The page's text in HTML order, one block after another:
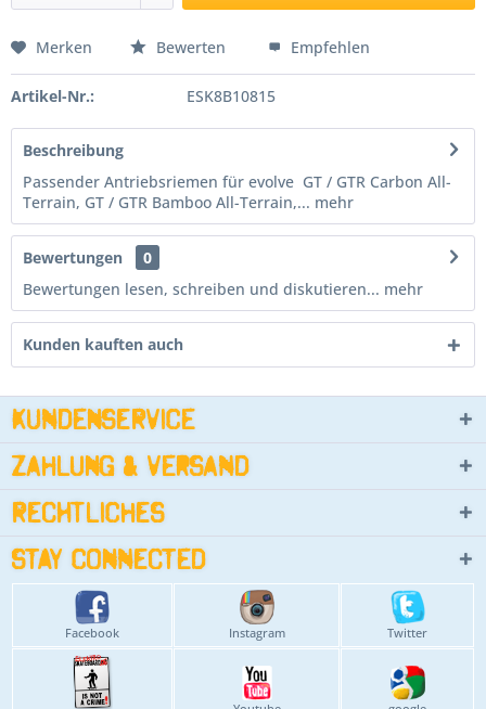
Merken Bewerten Empfehlen
Artikel-Nr.: ESK8B10815
Beschreibung
Passender Antriebsriemen für evolve GT / GTR Carbon All-
Terrain, GT / GTR Bamboo All-Terrain,... mehr
Bewertungen
0
Bewertungen lesen, schreiben und diskutieren... mehr
Kunden kauften auch
Kundenservice
Zahlung & Versand
Rechtliches
Stay connected
Facebook Instagram Twitter